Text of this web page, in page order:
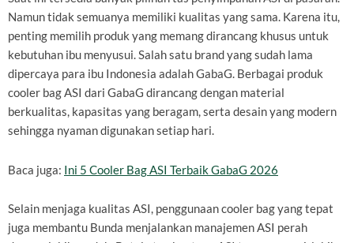
Namun tidak semuanya memiliki kualitas yang sama. Karena itu,
penting memilih produk yang memang dirancang khusus untuk
kebutuhan ibu menyusui. Salah satu brand yang sudah lama
dipercaya para ibu Indonesia adalah GabaG. Berbagai produk
cooler bag ASI dari GabaG dirancang dengan material
berkualitas, kapasitas yang beragam, serta desain yang modern
sehingga nyaman digunakan setiap hari.
Baca juga: Ini 5 Cooler Bag ASI Terbaik GabaG 2026
Selain menjaga kualitas ASI, penggunaan cooler bag yang tepat
juga membantu Bunda menjalankan manajemen ASI perah